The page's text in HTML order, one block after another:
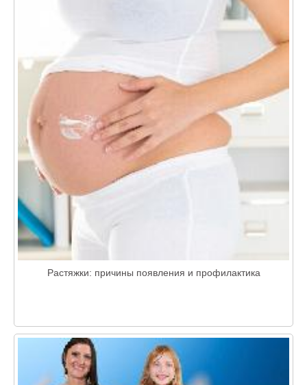
Растяжки: причины появления и профилактика